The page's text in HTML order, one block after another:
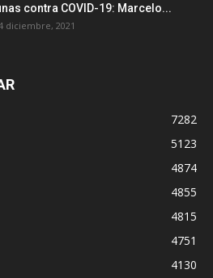
contra COVID-19: Marcelo...
diciembre, 2021
7282
5123
4874
4855
4815
4751
4130